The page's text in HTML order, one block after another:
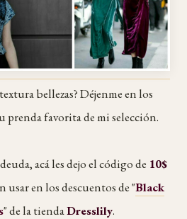
bellezas? Déjenme en los
prenda favorita de mi selección.
acá les dejo el código de 10$
usar en los descuentos de "Black
" de la tiendaDresslily.